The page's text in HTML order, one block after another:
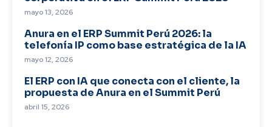
mayo 13, 2026
Anura en el ERP Summit Perú 2026: la
telefonía IP como base estratégica de la IA
mayo 12, 2026
El ERP con IA que conecta con el cliente, la
propuesta de Anura en el Summit Perú
abril 15, 2026